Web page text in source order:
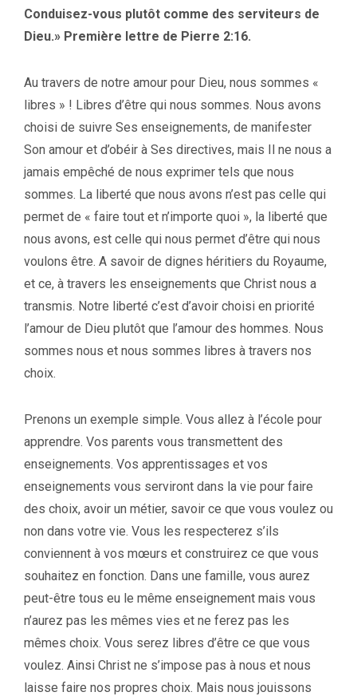
Conduisez-vous plutôt comme des serviteurs de
Dieu.» Première lettre de Pierre 2:16.
Au travers de notre amour pour Dieu, nous sommes «
libres » ! Libres d’être qui nous sommes. Nous avons
choisi de suivre Ses enseignements, de manifester
Son amour et d’obéir à Ses directives, mais Il ne nous a
jamais empêché de nous exprimer tels que nous
sommes. La liberté que nous avons n’est pas celle qui
permet de « faire tout et n’importe quoi », la liberté que
nous avons, est celle qui nous permet d’être qui nous
voulons être. A savoir de dignes héritiers du Royaume,
et ce, à travers les enseignements que Christ nous a
transmis. Notre liberté c’est d’avoir choisi en priorité
l’amour de Dieu plutôt que l’amour des hommes. Nous
sommes nous et nous sommes libres à travers nos
choix.
Prenons un exemple simple. Vous allez à l’école pour
apprendre. Vos parents vous transmettent des
enseignements. Vos apprentissages et vos
enseignements vous serviront dans la vie pour faire
des choix, avoir un métier, savoir ce que vous voulez ou
non dans votre vie. Vous les respecterez s’ils
conviennent à vos mœurs et construirez ce que vous
souhaitez en fonction. Dans une famille, vous aurez
peut-être tous eu le même enseignement mais vous
n’aurez pas les mêmes vies et ne ferez pas les
mêmes choix. Vous serez libres d’être ce que vous
voulez. Ainsi Christ ne s’impose pas à nous et nous
laisse faire nos propres choix. Mais nous jouissons